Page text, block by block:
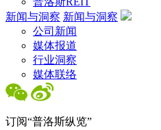
新闻与洞察 新闻与洞察
公司新闻
媒体报道
行业洞察
媒体联络
订阅“普洛斯纵览”